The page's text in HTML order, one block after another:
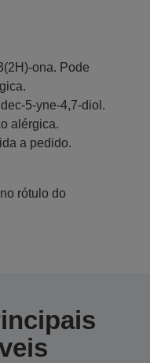
ona. Pode
5-yne-4,7-diol.
alérgica.
a pedido.
rótulo do